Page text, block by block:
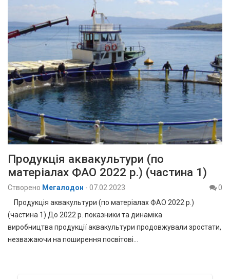
Продукція аквакультури (по
матеріалах ФАО 2022 р.) (частина 1)
Створено Мегалодон - 07.02.2023
0
Продукція аквакультури (по матеріалах ФАО 2022 р.)
(частина 1) До 2022 р. показники та динаміка
виробництва продукції аквакультури продовжували зростати,
незважаючи на поширення посвітові…